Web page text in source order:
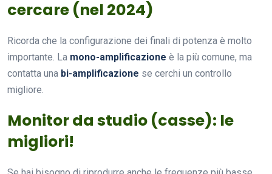
cercare (nel 2024)
Ricorda che la configurazione dei finali di potenza è molto
importante. La mono-amplificazione è la più comune, ma
contatta una bi-amplificazione se cerchi un controllo
migliore.
Monitor da studio (casse): le
migliori!